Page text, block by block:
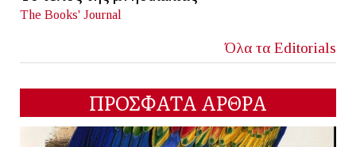
The Books' Journal
Όλα τα Editorials
ΠΡΟΣΦΑΤΑ ΑΡΘΡΑ